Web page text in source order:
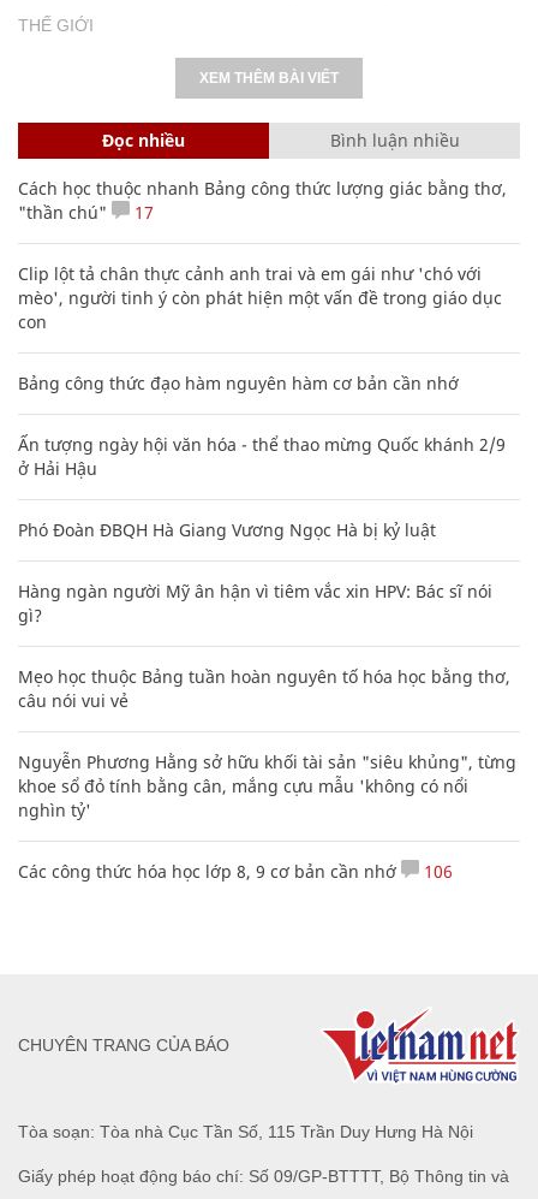
THẾ GIỚI
XEM THÊM BÀI VIẾT
Đọc nhiều Bình luận nhiều
Cách học thuộc nhanh Bảng công thức lượng giác bằng thơ,
"thần chú"
17
Clip lột tả chân thực cảnh anh trai và em gái như 'chó với
mèo', người tinh ý còn phát hiện một vấn đề trong giáo dục
con
Bảng công thức đạo hàm nguyên hàm cơ bản cần nhớ
Ấn tượng ngày hội văn hóa - thể thao mừng Quốc khánh 2/9
ở Hải Hậu
Phó Đoàn ĐBQH Hà Giang Vương Ngọc Hà bị kỷ luật
Hàng ngàn người Mỹ ân hận vì tiêm vắc xin HPV: Bác sĩ nói
gì?
Mẹo học thuộc Bảng tuần hoàn nguyên tố hóa học bằng thơ,
câu nói vui vẻ
Nguyễn Phương Hằng sở hữu khối tài sản "siêu khủng", từng
khoe sổ đỏ tính bằng cân, mắng cựu mẫu 'không có nổi
nghìn tỷ'
Các công thức hóa học lớp 8, 9 cơ bản cần nhớ 106
Tòa soạn: Tòa nhà Cục Tần Số, 115 Trần Duy Hưng Hà Nội
Giấy phép hoạt động báo chí: Số 09/GP-BTTTT, Bộ Thông tin và
CHUYÊN TRANG CỦA BÁO